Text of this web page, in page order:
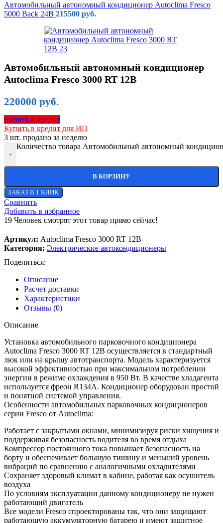
Автомобильный автономный кондиционер Autoclima Fresco
5000 Back 24В 215500 руб.
Автомобильный автономный кондиционер
Autoclima Fresco 3000 RT 12В
220000 руб.
Купить в кредит
Купить в кредит для ИП
3 шт. продано за неделю
-
Количество товара Автомобильный автономный
В КОРЗИНУ
ЗАКАЗ В 1 КЛИК
Сравнить
Добавить в избранное
19 Человек смотрят этот товар прямо сейчас!
Артикул: Autoclima Fresco 3000 RT 12В
Категория: Электрические автокондиционеры
Поделиться:
Описание
Расчет доставки
Характеристики
Отзывы (0)
Описание
Установка автомобильного парковочного кондиционера
Autoclima Fresco 3000 RT 12В осуществляется в стандартный
люк или на крышу автотранспорта. Модель характеризуется
высокой эффективностью при максимальном потреблении
энергии в режиме охлаждения в 950 Вт. В качестве хладагента
используется фреон R134A. Кондиционер оборудован простой
и понятной системой управления.
Особенности автомобильных парковочных кондиционеров
серии Fresco от Autoclima:
Работает с закрытыми окнами, минимизируя риски хищения и
поддерживая безопасность водителя во время отдыха
Компрессор постоянного тока повышает безопасность на
борту и обеспечивает большую тишину и меньший уровень
вибраций по сравнению с аналогичными охладителями
Сохраняет здоровый климат в кабине, работая как осушитель
воздуха
По условиям эксплуатации данному кондиционеру не нужен
работающий двигатель
Все модели Fresco спроектированы так, что они защищают
работающую аккумуляторную батарею и имеют защитное